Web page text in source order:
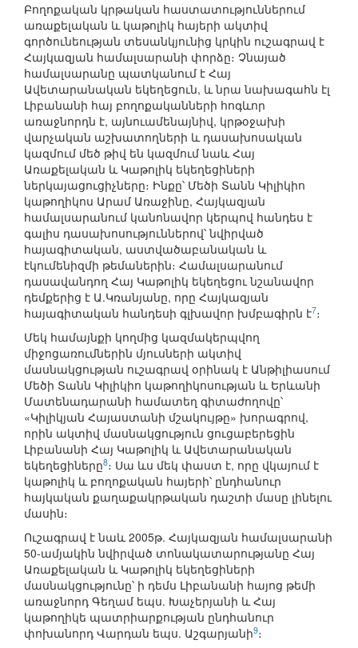
Բողոքական կրթական հաստատություններում
առաքելական և կաթոլիկ հայերի ակտիվ
գործունեության տեսանկյունից կրկին ուշագրավ է
Հայկազյան համալսարանի փորձը։ Չնայած
համալսարանը պատկանում է Հայ
Ավետարանական եկեղեցուն, և նրա նախագահն էլ
Լիբանանի հայ բողոքականների հոգևոր
առաջնորդն է, այնուամենայնիվ, կրթօջախի
վարչական աշխատողների և դասախոսական
կազմում մեծ թիվ են կազմում նաև Հայ
Առաքելական և Կաթոլիկ եկեղեցիների
ներկայացուցիչները։ Ինքը՝ Մեծի Տանն Կիլիկիո
կաթողիկոս Արամ Առաջինը, Հայկազյան
համալսարանում կանոնավոր կերպով հանդես է
գալիս դասախոսություններով՝ նվիրված
հայագիտական, աստվածաբանական և
էկումենիզմի թեմաներին։ Համալսարանում
դասավանդող Հայ Կաթոլիկ եկեղեցու նշանավոր
դեմքերից է Ա.Կռանյանը, որը Հայկազյան
հայագիտական հանդեսի գլխավոր խմբագիրն է7։
Մեկ համայնքի կողմից կազմակերպվող
միջոցառումներին մյուսների ակտիվ
մասնակցության ուշագրավ օրինակ է Անթիլիասում
Մեծի Տանն Կիլիկիո կաթողիկոսության և Երևանի
Մատենադարանի համատեղ գիտաժողովը՝
«Կիլիկյան Հայաստանի մշակույթը» խորագրով,
որին ակտիվ մասնակցություն ցուցաբերեցին
Լիբանանի Հայ Կաթոլիկ և Ավետարանական
եկեղեցիները8։ Սա ևս մեկ փաստ է, որը վկայում է
կաթոլիկ և բողոքական հայերի՝ ընդհանուր
հայկական քաղաքակրթական դաշտի մասը լինելու
մասին։
Ուշագրավ է նաև 2005թ. Հայկազյան համալսարանի
50-ամյակին նվիրված տոնակատարությանը Հայ
Առաքելական և Կաթոլիկ եկեղեցիների
մասնակցությունը՝ ի դեմս Լիբանանի հայոց թեմի
առաջնորդ Գեղամ եպս. Խաչերյանի և Հայ
կաթողիկե պատրիարքության ընդհանուր
փոխանորդ Վարդան եպս. Աշգարյանի9։